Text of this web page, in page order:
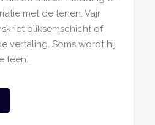
met de tenen. Vajr
bliksemschicht of
vertaling. Soms wordt hij
teen...